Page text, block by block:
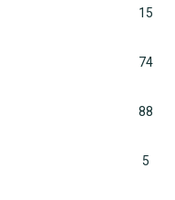
15
74
88
5